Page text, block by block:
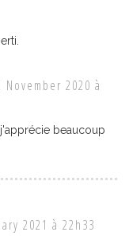
2020 à
beaucoup
2021 à 22h33